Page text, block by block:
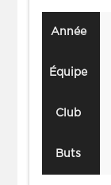
Année
Équipe
Club
Buts